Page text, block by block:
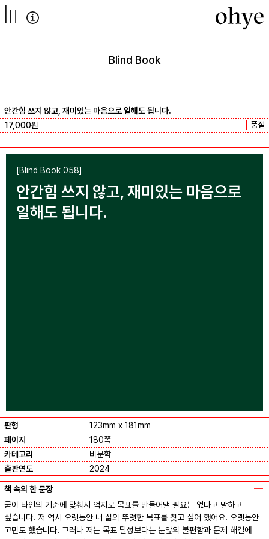
컨텐츠로
넘어가기
Blind Book
안간힘 쓰지 않고, 재미있는 마음으로 일해도 됩니다.
17,000원 품절
[Blind Book 058]
안간힘 쓰지 않고, 재미있는 마음으로
일해도 됩니다.
판형
123mm x 181mm
페이지
180쪽
카테고리
비문학
출판연도
2024
책 속의 한 문장
굳이 타인의 기준에 맞춰서 억지로 목표를 만들어낼 필요는 없다고 말하고
싶습니다. 저 역시 오랫동안 내 삶의 뚜렷한 목표를 찾고 싶어 했어요. 오랫동안
고민도 했습니다. 그러나 저는 목표 달성보다는 눈앞의 불편함과 문제 해결에